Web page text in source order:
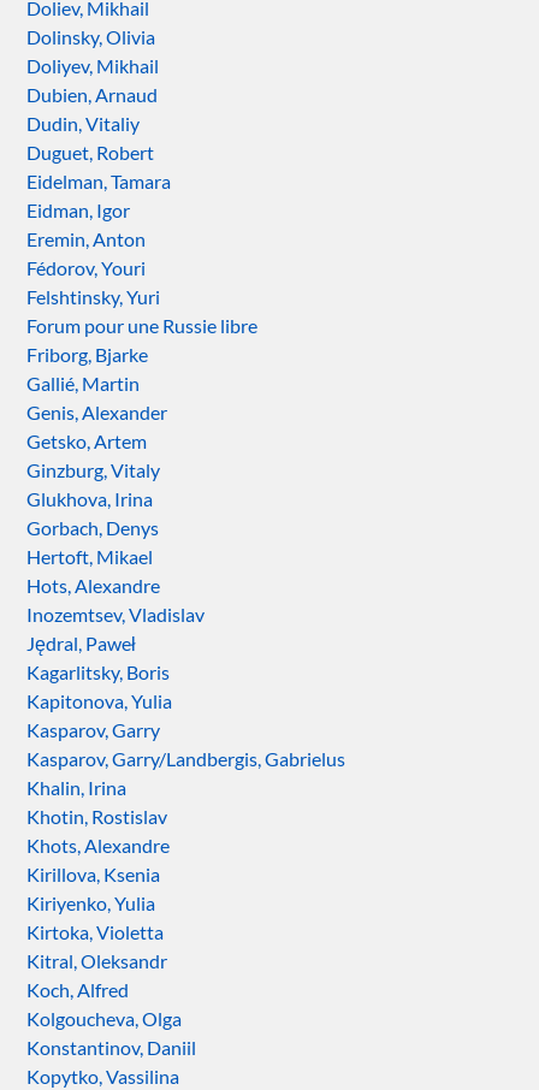
Doliev, Mikhail
Dolinsky, Olivia
Doliyev, Mikhail
Dubien, Arnaud
Dudin, Vitaliy
Duguet, Robert
Eidelman, Tamara
Eidman, Igor
Eremin, Anton
Fédorov, Youri
Felshtinsky, Yuri
Forum pour une Russie libre
Friborg, Bjarke
Gallié, Martin
Genis, Alexander
Getsko, Artem
Ginzburg, Vitaly
Glukhova, Irina
Gorbach, Denys
Hertoft, Mikael
Hots, Alexandre
Inozemtsev, Vladislav
Jędral, Paweł
Kagarlitsky, Boris
Kapitonova, Yulia
Kasparov, Garry
Kasparov, Garry/Landbergis, Gabrielus
Khalin, Irina
Khotin, Rostislav
Khots, Alexandre
Kirillova, Ksenia
Kiriyenko, Yulia
Kirtoka, Violetta
Kitral, Oleksandr
Koch, Alfred
Kolgoucheva, Olga
Konstantinov, Daniil
Kopytko, Vassilina